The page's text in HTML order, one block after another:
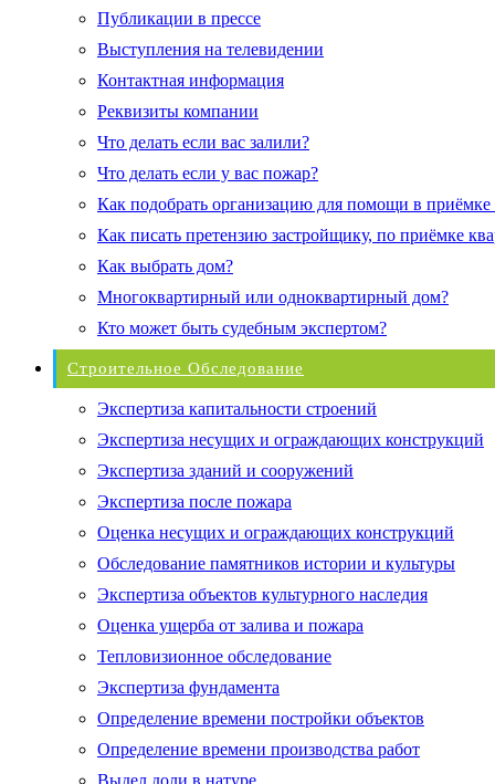
Публикации в прессе
Выступления на телевидении
Контактная информация
Реквизиты компании
Что делать если вас залили?
Что делать если у вас пожар?
Как подобрать организацию для помощи в приёмке
Как писать претензию застройщику, по приёмке
Как выбрать дом?
Многоквартирный или одноквартирный дом?
Кто может быть судебным экспертом?
Строительное Обследование
Экспертиза капитальности строений
Экспертиза несущих и ограждающих конструкций
Экспертиза зданий и сооружений
Экспертиза после пожара
Оценка несущих и ограждающих конструкций
Обследование памятников истории и культуры
Экспертиза объектов культурного наследия
Оценка ущерба от залива и пожара
Тепловизионное обследование
Экспертиза фундамента
Определение времени постройки объектов
Определение времени производства работ
Выдел доли в натуре